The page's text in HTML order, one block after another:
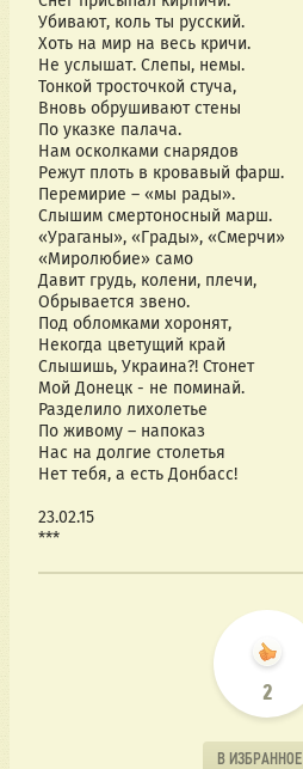
Убивают, коль ты русский.
Хоть на мир на весь кричи.
Не услышат. Слепы, немы.
Тонкой тросточкой стуча,
Вновь обрушивают стены
По указке палача.
Нам осколками снарядов
Режут плоть в кровавый фарш.
Перемирие – «мы рады».
Слышим смертоносный марш.
«Ураганы», «Грады», «Смерчи»
«Миролюбие» само
Давит грудь, колени, плечи,
Обрывается звено.
Под обломками хоронят,
Некогда цветущий край
Слышишь, Украина?! Стонет
Мой Донецк - не поминай.
Разделило лихолетье
По живому – напоказ
Нас на долгие столетья
Нет тебя, а есть Донбасс!
23.02.15
***
2
В ИЗБРАННОЕ